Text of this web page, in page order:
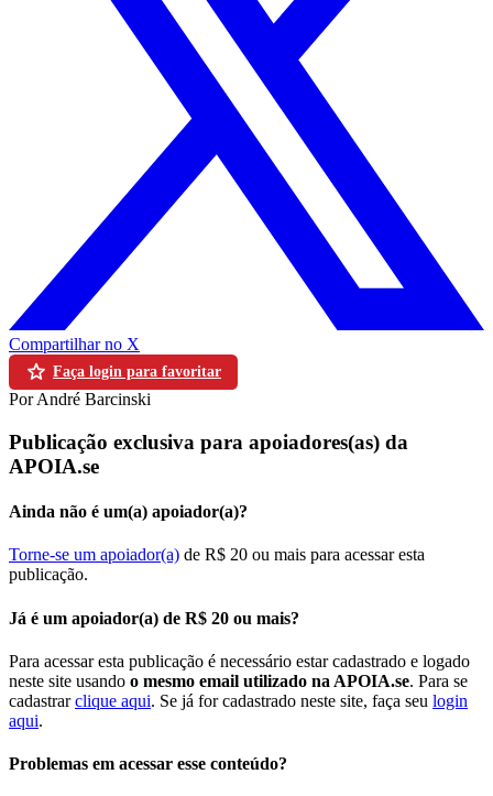
Compartilhar no X
Faça login para favoritar
Por André Barcinski
Publicação exclusiva para apoiadores(as) da
APOIA.se
Ainda não é um(a) apoiador(a)?
Torne-se um apoiador(a) de R$ 20 ou mais para acessar esta
publicação.
Já é um apoiador(a) de R$ 20 ou mais?
Para acessar esta publicação é necessário estar cadastrado e logado
neste site usando o mesmo email utilizado na APOIA.se. Para se
cadastrarclique aqui. Se já for cadastrado neste site, faça seu login
aqui.
Problemas em acessar esse conteúdo?